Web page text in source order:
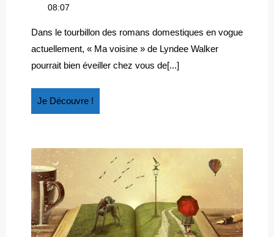
VOISINE »
DE
LYNDEE
« Ma
voisine »
de
Lyndee
08:07
Dans le tourbillon des romans domestiques en vogue
actuellement, « Ma voisine » de Lyndee Walker
pourrait bien éveiller chez vous de[...]
Je Découvre !
Découvre